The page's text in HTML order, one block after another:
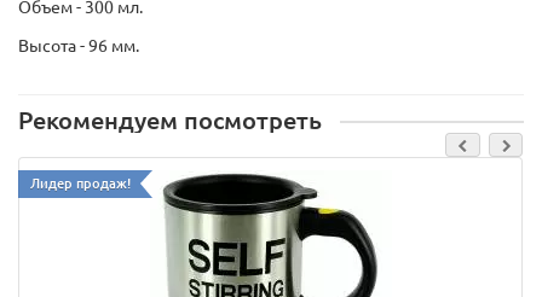
Объем - 300 мл.
Высота - 96 мм.
Рекомендуем посмотреть
Лидер продаж!